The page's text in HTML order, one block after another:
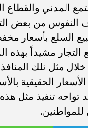
المدني
النفوس من بعض
السلع بأسعار
مشيداً بهذه
خلال مثل تلك
الحقيقية
تواجه تنفيذ مثل